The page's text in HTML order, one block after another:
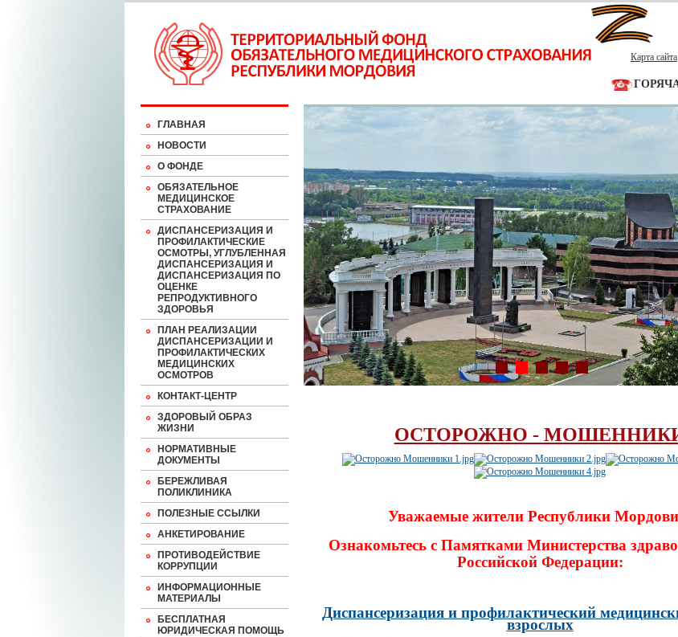
Карта сайта
ГЛАВНАЯ
НОВОСТИ
О ФОНДЕ
ОБЯЗАТЕЛЬНОЕ
МЕДИЦИНСКОЕ
СТРАХОВАНИЕ
ДИСПАНСЕРИЗАЦИЯ И
ПРОФИЛАКТИЧЕСКИЕ
ОСМОТРЫ, УГЛУБЛЕННАЯ
ДИСПАНСЕРИЗАЦИЯ И
ДИСПАНСЕРИЗАЦИЯ ПО
ОЦЕНКЕ
РЕПРОДУКТИВНОГО
ЗДОРОВЬЯ
ПЛАН РЕАЛИЗАЦИИ
ДИСПАНСЕРИЗАЦИИ И
ПРОФИЛАКТИЧЕСКИХ
МЕДИЦИНСКИХ
ОСМОТРОВ
КОНТАКТ-ЦЕНТР
ЗДОРОВЫЙ ОБРАЗ
ЖИЗНИ
НОРМАТИВНЫЕ
ДОКУМЕНТЫ
БЕРЕЖЛИВАЯ
ПОЛИКЛИНИКА
ПОЛЕЗНЫЕ ССЫЛКИ
АНКЕТИРОВАНИЕ
ПРОТИВОДЕЙСТВИЕ
КОРРУПЦИИ
ИНФОРМАЦИОННЫЕ
МАТЕРИАЛЫ
БЕСПЛАТНАЯ
ЮРИДИЧЕСКАЯ ПОМОЩЬ
ОСТОРОЖНО -
Уважаемые жители Республики
Ознакомьтесь с Памятками Министерства
Российской Федерации:
Диспансеризация и профилактический
взрослых